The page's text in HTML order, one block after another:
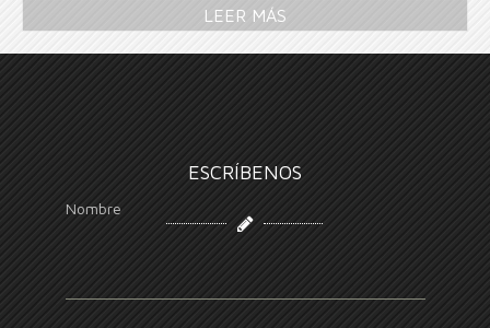
LEER MÁS
ESCRÍBENOS
Nombre